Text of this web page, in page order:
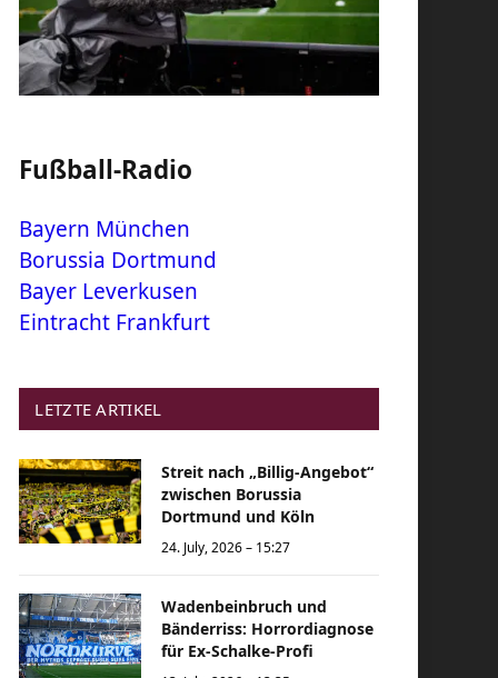
Fußball-Radio
Bayern München
Borussia Dortmund
Bayer Leverkusen
Eintracht Frankfurt
LETZTE ARTIKEL
Streit nach „Billig-Angebot“
zwischen Borussia
Dortmund und Köln
24. July, 2026 – 15:27
Wadenbeinbruch und
Bänderriss: Horrordiagnose
für Ex-Schalke-Profi